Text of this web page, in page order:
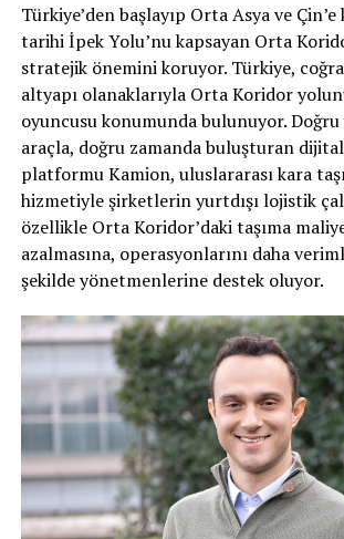
Türkiye’den başlayıp Orta Asya ve
tarihi İpek Yolu’nu kapsayan Orta
stratejik önemini koruyor. Türkiye,
altyapı olanaklarıyla Orta Koridor
oyuncusu konumunda bulunuyor.
araçla, doğru zamanda buluşturan
platformu Kamion, uluslararası kara
hizmetiyle şirketlerin yurtdışı lojistik
özellikle Orta Koridor’daki taşıma
azalmasına, operasyonlarını daha
şekilde yönetmenlerine destek oluyor.